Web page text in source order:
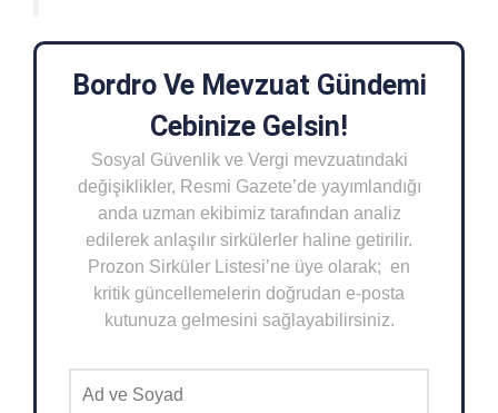
Bordro Ve Mevzuat Gündemi
Cebinize Gelsin!
Sosyal Güvenlik ve Vergi mevzuatındaki
değişiklikler, Resmi Gazete’de yayımlandığı
anda uzman ekibimiz tarafından analiz
edilerek anlaşılır sirkülerler haline getirilir.
Prozon Sirküler Listesi’ne üye olarak; en
kritik güncellemelerin doğrudan e-posta
kutunuza gelmesini sağlayabilirsiniz.